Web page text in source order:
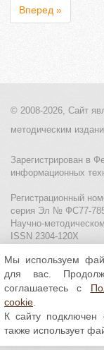
Вперед »
© 2008-2026, Сайт
методическим
Зарегистрирован в
информационных
Регистрационный
серия Эл № ФС77-
Научно-
ISSN 2304-120X
МЦИТО|Школьные
Политика
защиты
Все
Commons С
Мы используем
для вас.
соглашаетесь с
cookie
К сайту подключен
также использует